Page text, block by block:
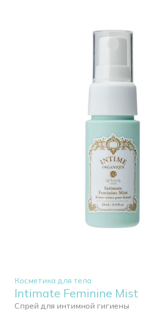
Косметика для тела
Intimate Feminine Mist
Спрей для интимной гигиены